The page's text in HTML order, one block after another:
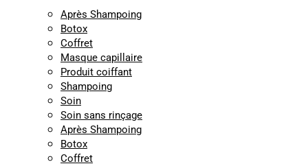
Après Shampoing
Botox
Coffret
Masque capillaire
Produit coiffant
Shampoing
Soin
Soin sans rinçage
Après Shampoing
Botox
Coffret